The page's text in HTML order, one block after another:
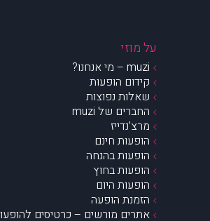
על מוזי
muzi – מי אנחנו?
קידום הופעות
שאלות נפוצות
החברים של muzi
מרצ’נדייז
הופעות חינם
הופעות בהנחה
הופעות בחוץ
הופעות היום
הזמנת הופעה
אתרים מורשים – כרטיסים